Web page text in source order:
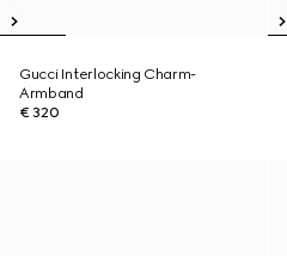
Gucci Interlocking Charm-
Armband
€ 320